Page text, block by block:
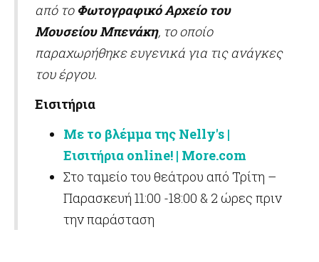
από το Φωτογραφικό Αρχείο του
Μουσείου Μπενάκη, το οποίο
παραχωρήθηκε ευγενικά για τις ανάγκες
του έργου.
Εισιτήρια
Με το βλέμμα της Nelly's |
Εισιτήρια online! | More.com
Στο ταμείο του θεάτρου από Τρίτη –
Παρασκευή 11:00 -18:00 & 2 ώρες πριν
την παράσταση